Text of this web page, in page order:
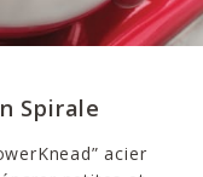
Spirale
acier